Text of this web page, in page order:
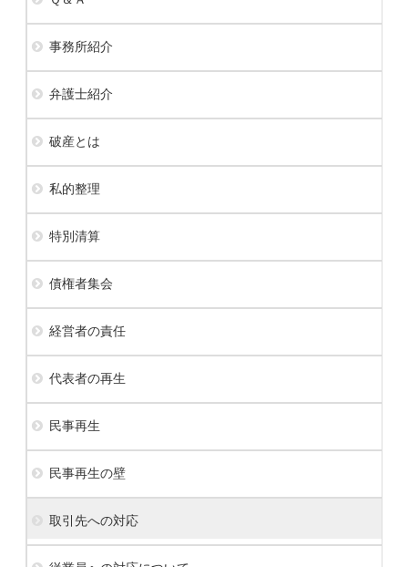
事務所紹介
弁護士紹介
破産とは
私的整理
特別清算
債権者集会
経営者の責任
代表者の再生
民事再生
民事再生の壁
取引先への対応